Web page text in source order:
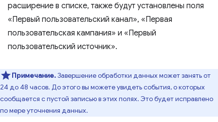
расширение в списке, также будут установлены поля
«Первый пользовательский канал», «Первая
пользовательская кампания» и «Первый
пользовательский источник».
Примечание.Завершение обработки данных может занять от
24 до 48 часов. До этого вы можете увидеть события, о которых
сообщается с пустой записью в этих полях. Это будет исправлено
по мере уточнения данных.